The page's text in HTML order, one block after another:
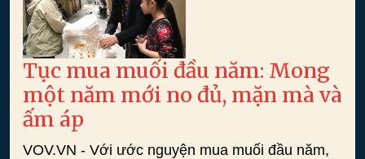
Tục mua muối đầu năm: Mong
một năm mới no đủ, mặn mà và
ấm áp
VOV.VN - Với ước nguyện mua muối đầu năm,